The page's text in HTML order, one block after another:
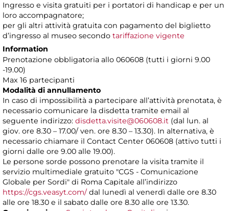
Ingresso e visita gratuiti per i portatori di handicap e per un
loro accompagnatore;
per gli altri attività gratuita con pagamento del biglietto
d’ingresso al museo secondo tariffazione vigente
Information
Prenotazione obbligatoria allo 060608 (tutti i giorni 9.00
-19.00)
Max 16 partecipanti
Modalità di annullamento
In caso di impossibilità a partecipare all’attività prenotata, è
necessario comunicare la disdetta tramite email al
seguente indirizzo: disdetta.visite@060608.it (dal lun. al
giov. ore 8.30 – 17.00/ ven. ore 8.30 – 13.30). In alternativa, è
necessario chiamare il Contact Center 060608 (attivo tutti i
giorni dalle ore 9.00 alle 19.00).
Le persone sorde possono prenotare la visita tramite il
servizio multimediale gratuito "CGS - Comunicazione
Globale per Sordi" di Roma Capitale all’indirizzo
https://cgs.veasyt.com/ dal lunedì al venerdì dalle ore 8.30
alle ore 18.30 e il sabato dalle ore 8.30 alle ore 13.30.